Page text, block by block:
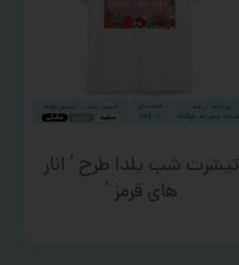
تیشرت شب یلدا طرح ‘ انار
های قرمز ‘